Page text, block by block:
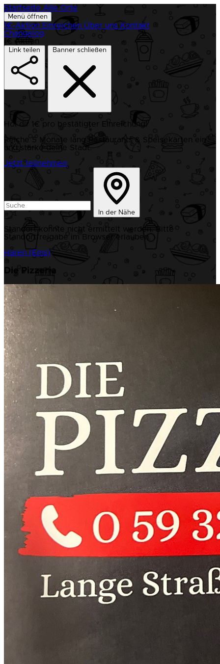
Startseite Alle Orte
Menü öffnen
1€-Aktion Einreichen Über uns Kontakt
Changelog
1€ Aktion
Link teilen Banner schließen
Hol dir 1€ pro bestätigter Einreichung!
Reiche 5 Monate lang Restaurants & Speisekarten ein
und stärke deine Stadt.
Jetzt teilnehmen
In der Nähe
Standort konnte nicht ermittelt werden. Bitte
Standortfreigabe im Browser erlauben.
Haren (Ems)
Die Pizzeria